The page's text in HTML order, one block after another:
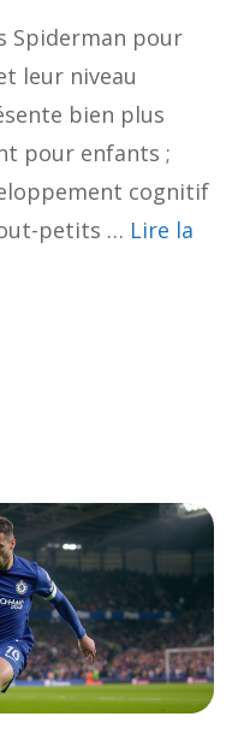
Spiderman pour
leur niveau
bien plus
pour enfants ;
cognitif
petits … Lire la